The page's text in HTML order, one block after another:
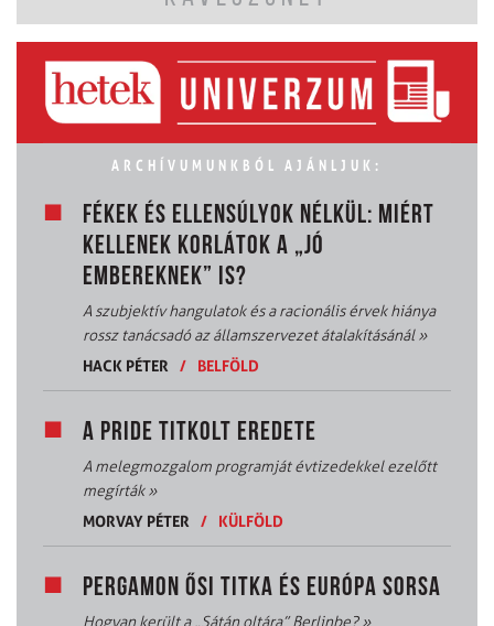
ARCHÍVUMUNKBÓL AJÁNLJUK:
FÉKEK ÉS ELLENSÚLYOK NÉLKÜL: MIÉRT
KELLENEK KORLÁTOK A „JÓ
EMBEREKNEK” IS?
A szubjektív hangulatok és a racionális érvek hiánya
rossz tanácsadó az államszervezet átalakításánál»
HACK PÉTER
/ BELFÖLD
A PRIDE TITKOLT EREDETE
A melegmozgalom programját évtizedekkel ezelőtt
megírták»
MORVAY PÉTER
/ KÜLFÖLD
PERGAMON ŐSI TITKA ÉS EURÓPA SORSA
Hogyan került a „Sátán oltára” Berlinbe?»